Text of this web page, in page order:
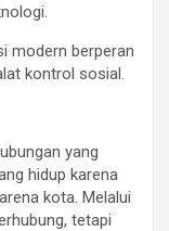
modern berperan
kontrol sosial.
yang
hidup karena
kota. Melalui
tetapi